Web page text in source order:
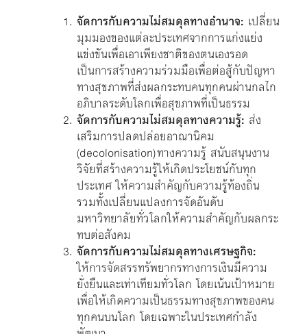
จัดการกับความไม่สมดุลทางอำนาจ: เปลี่ยน
มุมมองของแต่ละประเทศจากการแก่งแย่ง
แข่งขันเพื่อเอาเพียงชาติของตนเองรอด
เป็นการสร้างความร่วมมือเพื่อต่อสู้กับปัญหา
ทางสุขภาพที่ส่งผลกระทบคนทุกคนผ่านกลไก
อภิบาลระดับโลกเพื่อสุขภาพที่เป็นธรรม
จัดการกับความไม่สมดุลทางความรู้: ส่ง
เสริมการปลดปล่อยอาณานิคม
(decolonisation) ทางความรู้ สนับสนุนงาน
วิจัยที่สร้างความรู้ให้เกิดประโยชน์กับทุก
ประเทศ ให้ความสำคัญกับความรู้ท้องถิ่น
รวมทั้งเปลี่ยนแปลงการจัดอันดับ
มหาวิทยาลัยทั่วโลกให้ความสำคัญกับผลกระ
ทบต่อสังคม
จัดการกับความไม่สมดุลทางเศรษฐกิจ:
ให้การจัดสรรทรัพยากรทางการเงินมีความ
ยั่งยืนและเท่าเทียมทั่วโลก โดยเน้นเป้าหมาย
เพื่อให้เกิดความเป็นธรรมทางสุขภาพของคน
ทุกคนบนโลก โดยเฉพาะในประเทศกำลัง